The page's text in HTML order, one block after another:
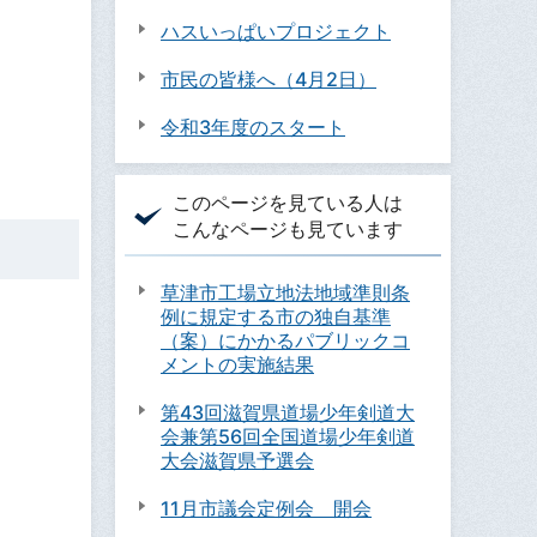
ハスいっぱいプロジェクト
市民の皆様へ（4月2日）
令和3年度のスタート
このページを見ている人は
こんなページも見ています
草津市工場立地法地域準則条
例に規定する市の独自基準
（案）にかかるパブリックコ
メントの実施結果
第43回滋賀県道場少年剣道大
会兼第56回全国道場少年剣道
大会滋賀県予選会
11月市議会定例会 開会